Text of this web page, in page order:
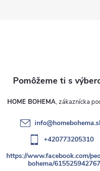
HOME BOHEMA
info@
+420773205310
https://www.facebook.com/
bohema/